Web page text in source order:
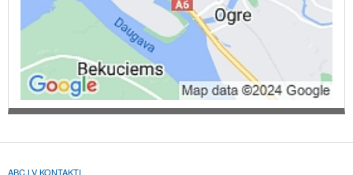
ABC.LV KONTAKTI